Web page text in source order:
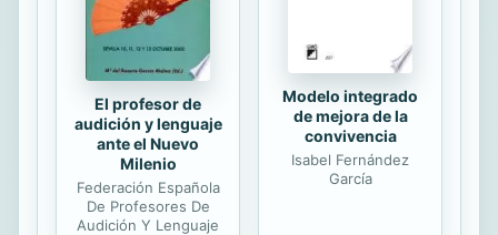
El profesor de
audición y lenguaje
ante el Nuevo
Milenio
Federación Española
De Profesores De
Audición Y Lenguaje
Modelo integrado
de mejora de la
convivencia
Isabel Fernández
García